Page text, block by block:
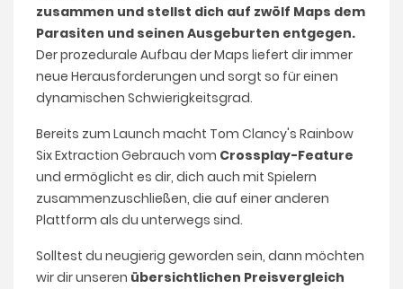
zusammen und stellst dich auf zwölf Maps dem
Parasiten und seinen Ausgeburten entgegen.
Der prozedurale Aufbau der Maps liefert dir immer
neue Herausforderungen und sorgt so für einen
dynamischen Schwierigkeitsgrad.
Bereits zum Launch macht Tom Clancy's Rainbow
Six Extraction Gebrauch vom Crossplay-Feature
und ermöglicht es dir, dich auch mit Spielern
zusammenzuschließen, die auf einer anderen
Plattform als du unterwegs sind.
Solltest du neugierig geworden sein, dann möchten
wir dir unseren übersichtlichen Preisvergleich